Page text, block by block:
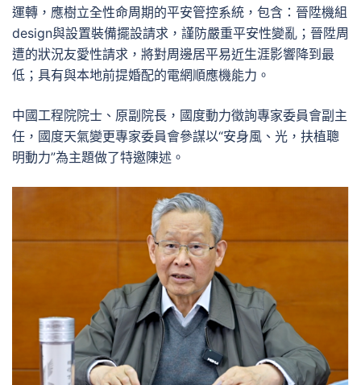
運轉，應樹立全性命周期的平安管控系統，包含：晉陞機組
design與設置裝備擺設請求，謹防嚴重平安性變亂；晉陞周
遭的狀況友愛性請求，將對周邊居平易近生涯影響降到最
低；具有與本地前提婚配的電網順應機能力。
中國工程院院士、原副院長，國度動力徵詢專家委員會副主
任，國度天氣變更專家委員會參謀以“安身風、光，扶植聰
明動力”為主題做了特邀陳述。